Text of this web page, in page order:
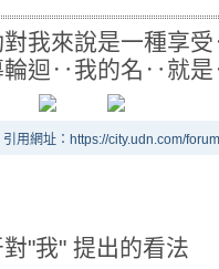
對我來說是一種享
輪迴‥我的名‥就
引用網址：https://city.udn.com/
"我" 提出的看法